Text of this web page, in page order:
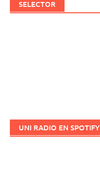
SELECTOR
UNI RADIO EN SPOTIFY